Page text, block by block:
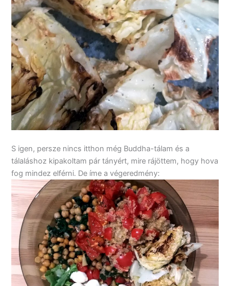
S igen, persze nincs itthon még Buddha-tálam és a
tálaláshoz kipakoltam pár tányért, mire rájöttem, hogy hova
fog mindez elférni. De íme a végeredmény: